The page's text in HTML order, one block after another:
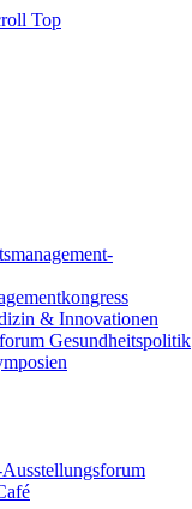
Top
& Innovationen
Gesundheitspolitik